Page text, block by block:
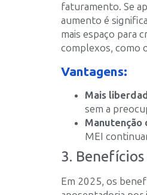
faturamento. Se
aumento é
mais espaço para
complexos, como
Vantagens:
Mais
sem a
Manutenção
MEI
3.
Em 2025, os